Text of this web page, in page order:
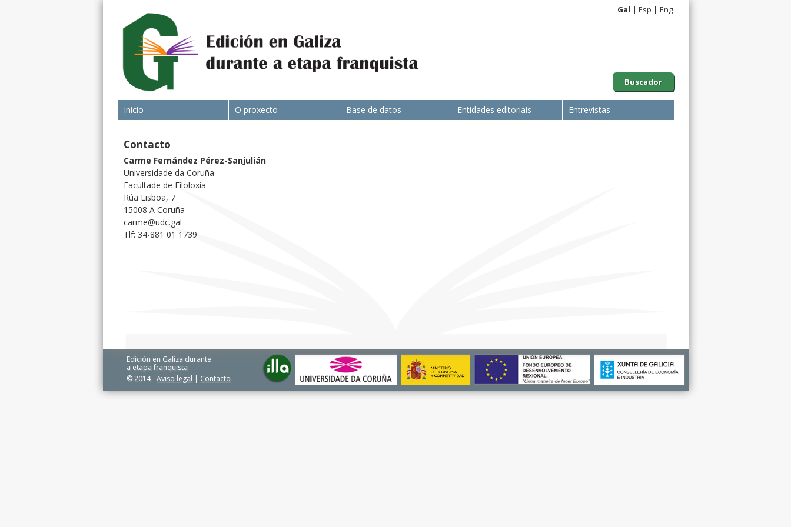
Buscador
Gal Esp Eng
Inicio O proxecto Base de datos Entidades editoriais Entrevistas
Contacto
Carme Fernández Pérez-Sanjulián
Universidade da Coruña
Facultade de Filoloxía
Rúa Lisboa, 7
15008 A Coruña
carme@udc.gal
Tlf: 34-881 01 1739
Edición en Galiza durante
a etapa franquista
© 2014
Aviso legal | Contacto